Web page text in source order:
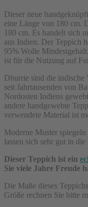
Dieser neue
eine Länge von 180 cm.
180 cm. Es handelt sich
aus Indien. Der Teppich
95% Wolle
ist für die Nutzung auf
Dhurrie sind die indische
seit Jahrtausenden von
Nordosten Indiens
andere handgewebte
verwendete Material ist
Moderne Muster
lassen sich sehr gut in
Dieser Teppich ist ein
Sie viele Jahre Freude
Die Maße dieses
Größe rechnen Sie bitte